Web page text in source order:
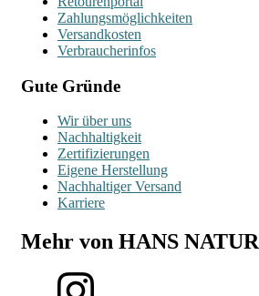
Zahlungsmöglichkeiten
Versandkosten
Verbraucherinfos
Gute Gründe
Wir über uns
Nachhaltigkeit
Zertifizierungen
Eigene Herstellung
Nachhaltiger Versand
Karriere
Mehr von HANS NATUR